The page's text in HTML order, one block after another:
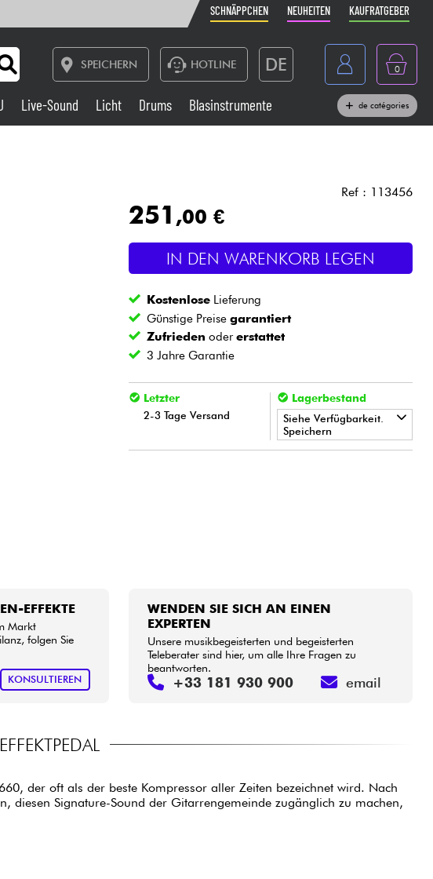
SCHNÄPPCHEN NEUHEITEN KAUFRATGEBER
SPEICHERN HOTLINE DE
Belgique
Nederland
0
Live-Sound
Blasinstrumente
Kabel & Zubehöre
Live-Sound Licht Drums Blasinstrumente de catégories
Ref : 113456
251 ,00 €
IN DEN WARENKORB LEGEN
Kostenlose Lieferung
Günstige Preisegarantiert
Zufrieden odererstattet
3 Jahre Garantie
Letzter
2-3 Tage Versand
Lagerbestand
Siehe Verfügbarkeit.
Speichern
EFFEKTE
Markt
folgen Sie
KONSULTIEREN
WENDEN SIE SICH AN EINEN
EXPERTEN
Unsere musikbegeisterten und begeisterten
Teleberater sind hier, um alle Ihre Fragen zu
beantworten.
+33 181 930 900 email
der oft als der beste Kompressor aller Zeiten bezeichnet wird. Nach
diesen Signature-Sound der Gitarrengemeinde zugänglich zu machen,